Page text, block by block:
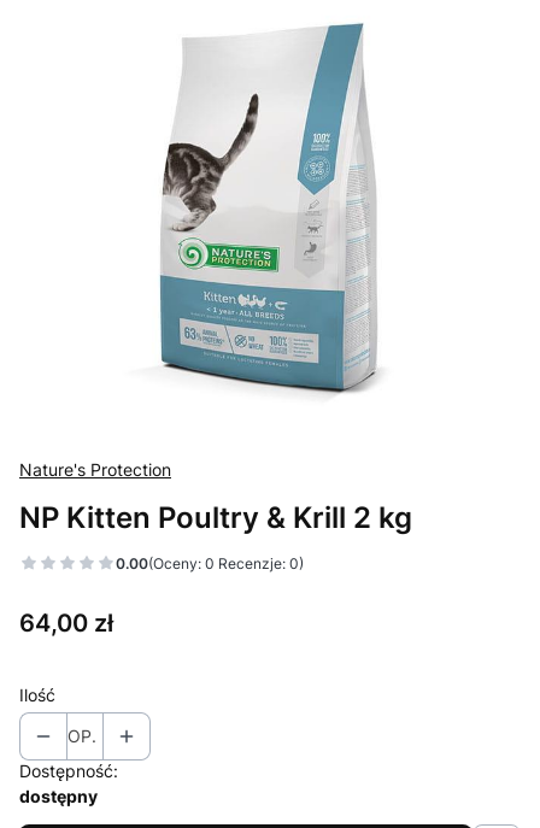
Nature's Protection
NP Kitten Poultry & Krill 2 kg
0.00(Oceny: 0 Recenzje: 0)
Cena
64,00 zł
Ilość
OP.
Dostępność:
dostępny